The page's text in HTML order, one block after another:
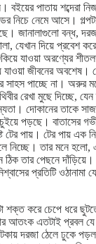
পাতায় শব্দেরা
নিচে নেমে আসে।
জানালাগুলো বন্ধ,
যেখান দিয়ে প্রবেশ
যাওয়া অরণ্যের
জীবনের অবশেষ।
পাচ্ছে না। অরুর
রেখা মুছে দিচ্ছে,
দোকানের তাকে
চুইয়ে পড়ছে। বাতাসের
পায়। টের পায় এক
নিচ্ছে। তার মনে হলো,
তার পেছনে
প্রতিটি
শক্ত করে চেপে ধরে
আতংক এতটাই প্রবল যে
দরজা ঠেলে ঢুকে